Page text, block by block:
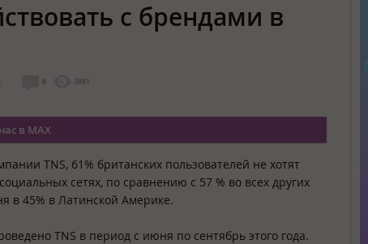
с брендами в
0 3881
в MAX
TNS, 61% британских пользователей не хотят
сетях, по сравнению с 57 % во всех других
в 45% в Латинской Америке.
TNS в период с июня по сентябрь этого года.